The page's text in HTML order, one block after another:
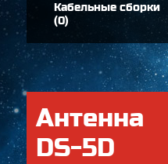
Кабельные сборки
(0)
Антенна
DS-5D